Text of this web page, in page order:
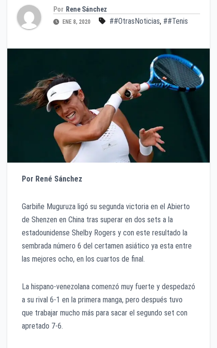
Por Rene Sánchez
ENE 8, 2020 ##OtrasNoticias, ##Tenis
Por René Sánchez
Garbiñe Muguruza ligó su segunda victoria en el Abierto
de Shenzen en China tras superar en dos sets a la
estadounidense Shelby Rogers y con este resultado la
sembrada número 6 del certamen asiático ya esta entre
las mejores ocho, en los cuartos de final.
La hispano-venezolana comenzó muy fuerte y despedazó
a su rival 6-1 en la primera manga, pero después tuvo
que trabajar mucho más para sacar el segundo set con
apretado 7-6.